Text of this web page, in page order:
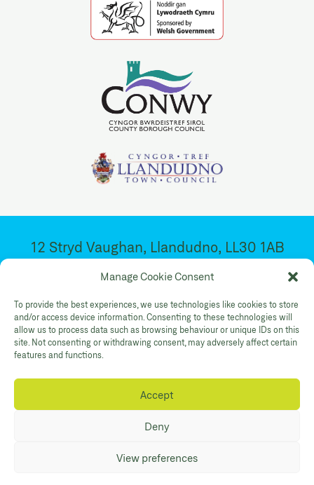
Manage Cookie Consent
To provide the best experiences, we use technologies like cookies to store
and/or access device information. Consenting to these technologies will
allow us to process data such as browsing behaviour or unique IDs on this
site. Not consenting or withdrawing consent, may adversely affect certain
features and functions.
Accept
Deny
View preferences
12 Stryd Vaughan, Llandudno, LL30 1AB
Sadwrn
Facebook Twitter
YouTube
Gallery Instagram
Shop Instagram
Polisi Preifatrwydd
Cysylltwch
No:507842. BrandingEleven